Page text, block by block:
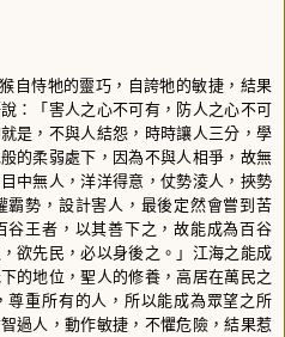
自恃牠的靈巧，自誇牠的敏捷，結果
：「害人之心不可有，防人之心不可
是，不與人結怨，時時讓人三分，學
的柔弱處下，因為不與人相爭，故無
中無人，洋洋得意，仗勢淩人，挾勢
勢，設計害人，最後定然會嘗到苦
王者，以其善下之，故能成為百谷
欲先民，必以身後之。」江海之能成
的地位，聖人的修養，高居在萬民之
重所有的人，所以能成為眾望之所
過人，動作敏捷，不懼危險，結果惹